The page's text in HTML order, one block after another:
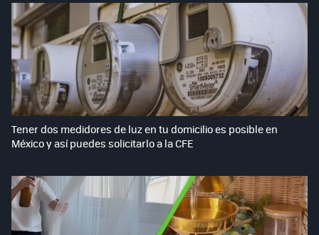
Tener dos medidores de luz en tu domicilio es posible en
México y así puedes solicitarlo a la CFE